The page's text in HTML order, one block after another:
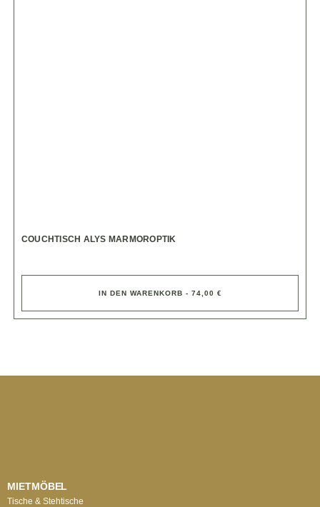
COUCHTISCH ALYS MARMOROPTIK
IN DEN WARENKORB - 74,00 €
MIETMÖBEL
Tische & Stehtische